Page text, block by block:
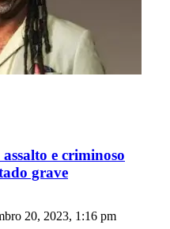
e criminoso
grave
20, 2023, 1:16 pm